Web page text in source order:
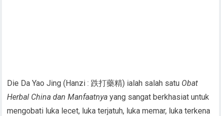
Die Da Yao Jing (Hanzi : 跌打藥精) ialah salah satu Obat
Herbal China dan Manfaatnyayang sangat berkhasiat untuk
mengobati luka lecet, luka terjatuh, luka memar, luka terkena